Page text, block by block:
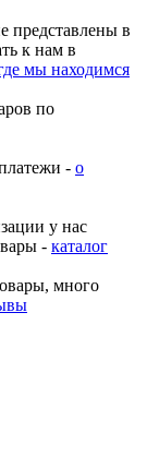
представлены в
к нам в
мы находимся
по
- о
у нас
- каталог
много